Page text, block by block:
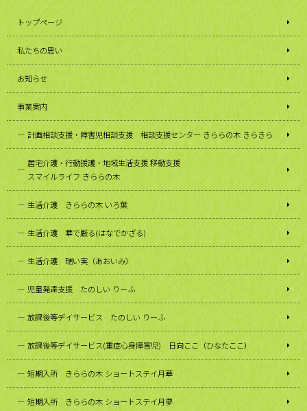
トップページ
私たちの思い
お知らせ
事業案内
計画相談支援・障害児相談支援 相談支援センター きららの木 きらきら
居宅介護・行動援護・地域生活支援 移動支援
スマイルライフ きららの木
生活介護 きららの木 いろ葉
生活介護 華で厳る(はなでかざる)
生活介護 瑞い実（あおいみ）
児童発達支援 たのしい りーふ
放課後等デイサービス たのしい りーふ
放課後等デイサービス(重症心身障害児) 日向ここ（ひなたここ）
短期入所 きららの木 ショートステイ月華
短期入所 きららの木 ショートステイ月夢